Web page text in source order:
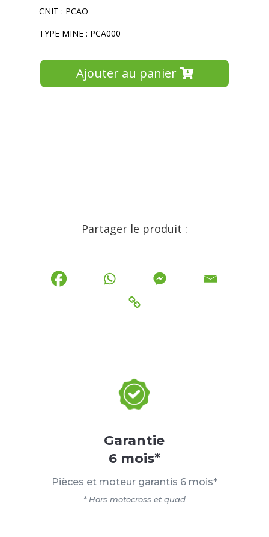
CNIT : PCAO
TYPE MINE : PCA000
Ajouter au panier
Partager le produit :
Garantie
6 mois*
Pièces et moteur garantis 6 mois*
* Hors motocross et quad